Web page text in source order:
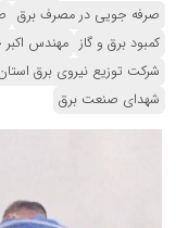
صرفه جویی در مصرف برق
کمبود برق و گاز مهندس
شرکت توزیع نیروی برق
شهدای صنعت برق